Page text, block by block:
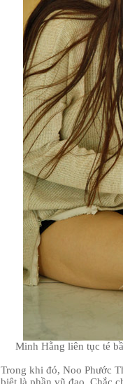
Minh Hằng liên tục té
Trong khi đó, Noo Phước